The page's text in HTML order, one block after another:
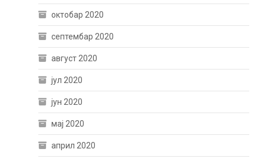
октобар 2020
септембар 2020
август 2020
јул 2020
јун 2020
мај 2020
април 2020